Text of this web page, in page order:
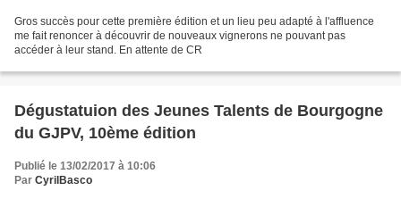
Gros succès pour cette première édition et un lieu peu adapté à l'affluence
me fait renoncer à découvrir de nouveaux vignerons ne pouvant pas
accéder à leur stand. En attente de CR
Dégustatuion des Jeunes Talents de Bourgogne
du GJPV, 10ème édition
Publié le 13/02/2017 à 10:06
Par CyrilBasco